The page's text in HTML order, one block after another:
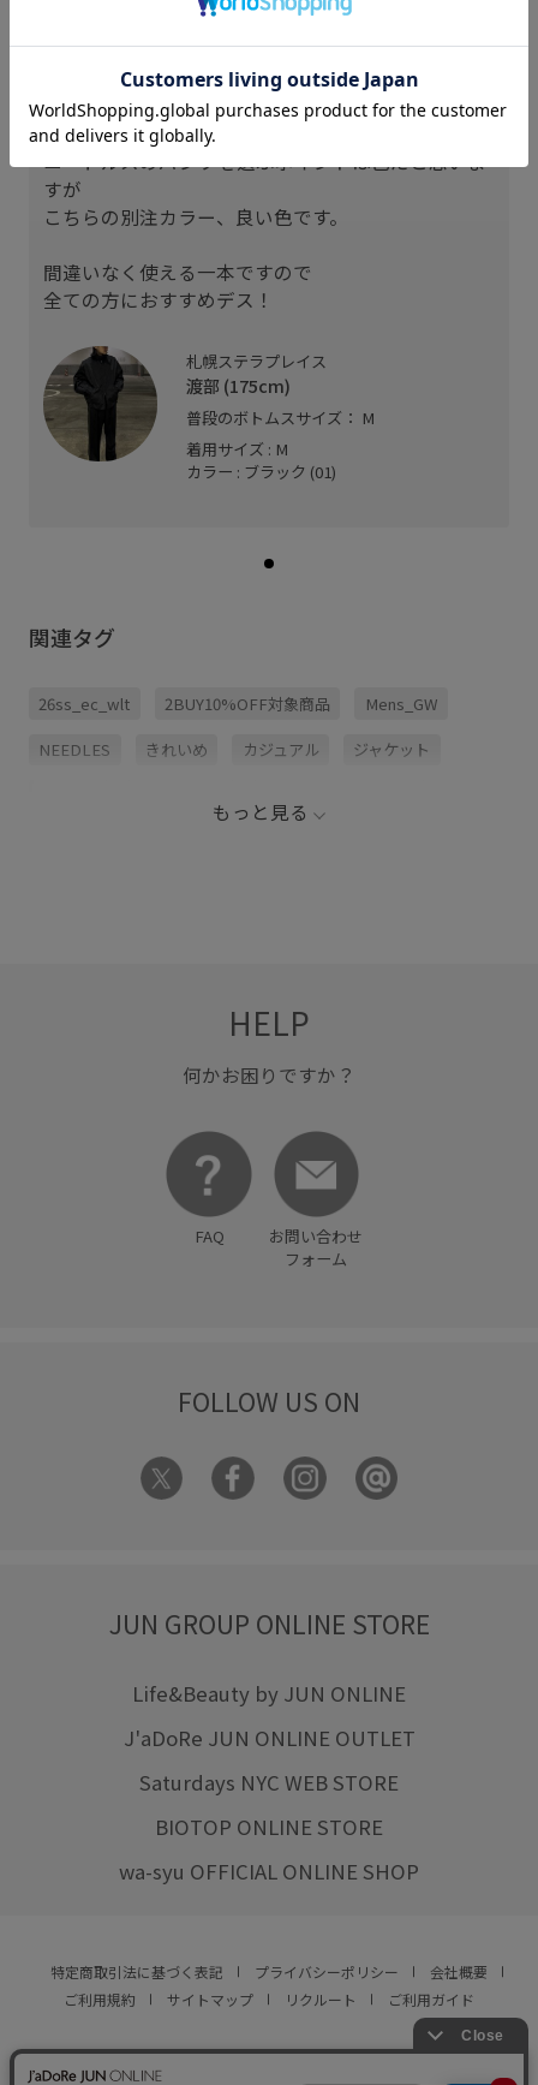
あえて言うこともないでしょう
使いやすい
綺麗な形です
ニードルスのパンツを選ぶポイントは色だと思いま
すが
こちらの別注カラー、良い色です。
間違いなく使える一本ですので
全ての方におすすめデス！
札幌ステラプレイス
渡部 (175cm)
普段のボトムスサイズ： M
着用サイズ : M
カラー : ブラック (01)
関連タグ
26ss_ec_wlt 2BUY10%OFF対象商品 Mens_GW
NEEDLES きれいめ カジュアル ジャケット
もっと見る
HELP
何かお困りですか？
FAQ
お問い合わせ
フォーム
FOLLOW US ON
JUN GROUP ONLINE STORE
Life&Beauty by JUN ONLINE
J'aDoRe JUN ONLINE OUTLET
Saturdays NYC WEB STORE
BIOTOP ONLINE STORE
wa-syu OFFICIAL ONLINE SHOP
特定商取引法に基づく表記 プライバシーポリシー
会社概要
ご利用規約
サイトマップ リクルート ご利用ガイド